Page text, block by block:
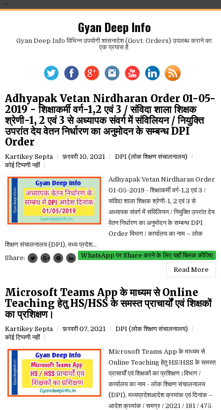
-->
Gyan Deep Info
Gyan Deep Info विभिन्न उपयोगी शासनादेश (Govt. Orders) उपलब्ध कराने का
एक प्रयास है
Adhyapak Vetan Nirdharan Order 01-05-
2019 - शिक्षाकर्मी वर्ग-1,2 एवं 3 / संविदा शाला शिक्षक
श्रेणी-1, 2 एवं 3 से अध्यापक संवर्ग में संविलियन / नियुक्ति
उपरांत देय वेतन निर्धारण का अनुमोदन के सम्बन्ध DPI
Order
Kartikey Septa फ़रवरी 10, 2021
DPI (लोक शिक्षण संचालनालय)
कोई टिप्पणी नहीं
Adhyapak Vetan Nirdharan Order
01-05-2019 - शिक्षाकर्मी वर्ग-1,2 एवं 3 /
संविदा शाला शिक्षक श्रेणी-1, 2 एवं 3 से
अध्यापक संवर्ग में संविलियन / नियुक्ति उपरांत देय
वेतन निर्धारण का अनुमोदन के सम्बन्ध DPI
Order विभाग / कार्यालय का नाम – लोक
शिक्षण संचालनालय (DPI), मध्य प्रदेश...
WhatsApp पर Share करने के लिए यहाँ क्लिक कीजिए
Share:
Read More
Microsoft Teams App के माध्यम से Online
Teaching हेतु HS/HSS के समस्त प्राचार्यों एवं शिक्षकों
का प्रशिक्षण।
Kartikey Septa फ़रवरी 07, 2021
DPI (लोक शिक्षण संचालनालय)
कोई टिप्पणी नहीं
Microsoft Teams App के माध्यम से
Online Teaching हेतु HS/HSS के समस्त
प्राचार्यों एवं शिक्षकों का प्रशिक्षण।विभाग /
कार्यालय का नाम - लोक शिक्षण संचालनालय
(DPI), मध्यप्रदेशआदेश क्रमांक एवं दिनांक –
आदेश क्रमांक / समग्र / 2021 / 181 / 475